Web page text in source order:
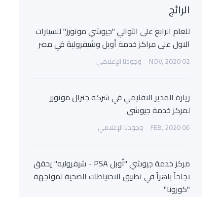
الرائج
للعام الرابع على التوالي "جيوشي موتورز" للسيارات
الاول على مراكز خدمة أوبل وشيفرولية في مصر
02 NOV, 2020 وجودنا الإعلامي
زيارة المدير الاقليمي في شركة جنرال موتورز
لمركز خدمة جيوشي
06 FEB, 2020 وجودنا الإعلامي
مركز خدمة جيوشي "أوبل PSA - شيفروليه" يحقق
نجاحاً باهراً في تطبيق الاحتياطات الصحية لمواجهة
"كورونا"